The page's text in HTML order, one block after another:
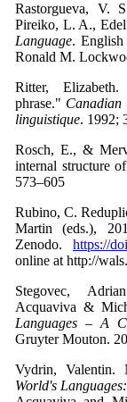
Rastorgueva, V.
Pireiko, L. A.,
Language. English
Ronald M.
Ritter,
phrase." Canadian
linguistique. 1992;
Rosch, E., &
internal structure
573–605
Rubino, C.
Martin (eds.),
Zenodo. https://
online at http://
Stegovec,
Acquaviva &
Languages – A
Gruyter Mouton.
Vydrin, Valentin.
World's